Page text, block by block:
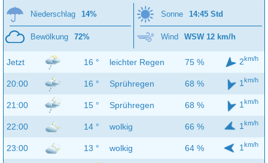
Niederschlag 14%
Bewölkung 72%
Sonne 14:45 Std
Wind WSW 12 km/h
Jetzt 16 ° leichter Regen 75 % 2km/h
20:00 16 ° Sprühregen 68 % 1 km/h
21:00 15 ° Sprühregen 68 % 1 km/h
22:00 14 ° wolkig 66 % 1 km/h
23:00 13 ° wolkig 64 % 1 km/h